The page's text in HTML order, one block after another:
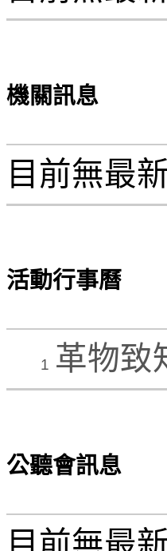
機關訊息
目前無最
活動行事曆
1 革物致
公聽會訊息